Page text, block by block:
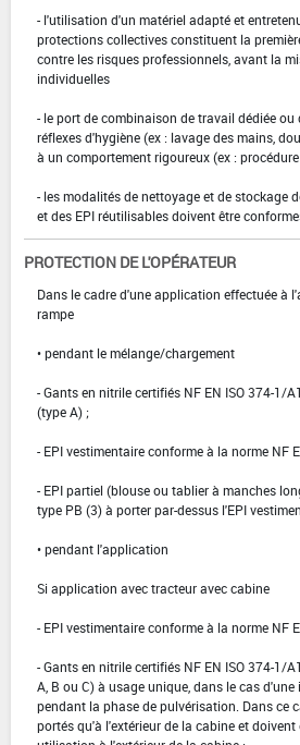
- l'utilisation d'un matériel adapté et
protections collectives constituent la
contre les risques professionnels, avant la
individuelles
- le port de combinaison de travail dédiée ou
réflexes d'hygiène (ex : lavage des mains,
à un comportement rigoureux (ex :
- les modalités de nettoyage et de stockage
et des EPI réutilisables doivent être
PROTECTION DE L'OPÉRATEUR
Dans le cadre d'une application effectuée à
rampe
• pendant le mélange/chargement
- Gants en nitrile certifiés NF EN ISO 374-1/
(type A) ;
- EPI vestimentaire conforme à la norme NF
- EPI partiel (blouse ou tablier à manches
type PB (3) à porter par-dessus l'EPI
• pendant l'application
Si application avec tracteur avec cabine
- EPI vestimentaire conforme à la norme NF
- Gants en nitrile certifiés NF EN ISO 374-1/
A, B ou C) à usage unique, dans le cas
pendant la phase de pulvérisation. Dans ce
portés qu'à l'extérieur de la cabine et doivent